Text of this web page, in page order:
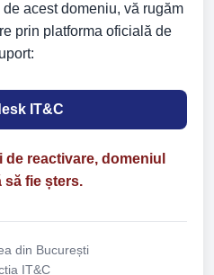
acest domeniu, vă rugăm
prin platforma oficială de
IT&C
de reactivare, domeniul
să fie șters.
din București
IT&C